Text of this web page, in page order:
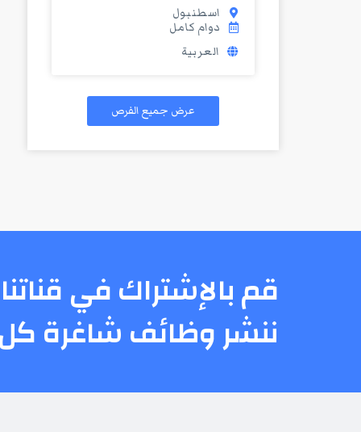
اسطنبول
دوام كامل
العربية
عرض جميع الفرص
قم بالإشتراك في
ننشر وظائف شاغرة